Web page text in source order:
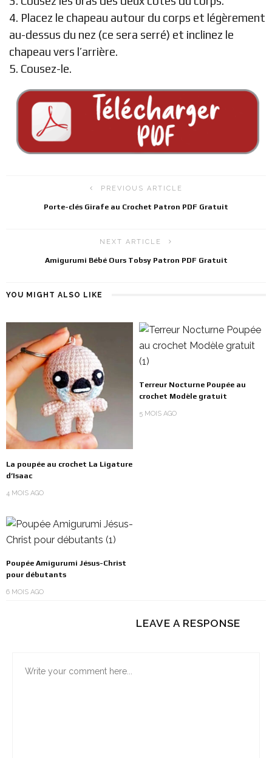
4. Placez le chapeau autour du corps et légèrement
au-dessus du nez (ce sera serré) et inclinez le
chapeau vers l’arrière.
5. Cousez-le.
PREVIOUS ARTICLE
Porte-clés Girafe au Crochet Patron PDF Gratuit
NEXT ARTICLE
Amigurumi Bébé Ours Tobsy Patron PDF Gratuit
YOU MIGHT ALSO LIKE
La poupée au crochet La Ligature
d’Isaac
4 MOIS AGO
Terreur Nocturne Poupée au
crochet Modèle gratuit
5 MOIS AGO
Poupée Amigurumi Jésus-Christ
pour débutants
6 MOIS AGO
LEAVE A RESPONSE